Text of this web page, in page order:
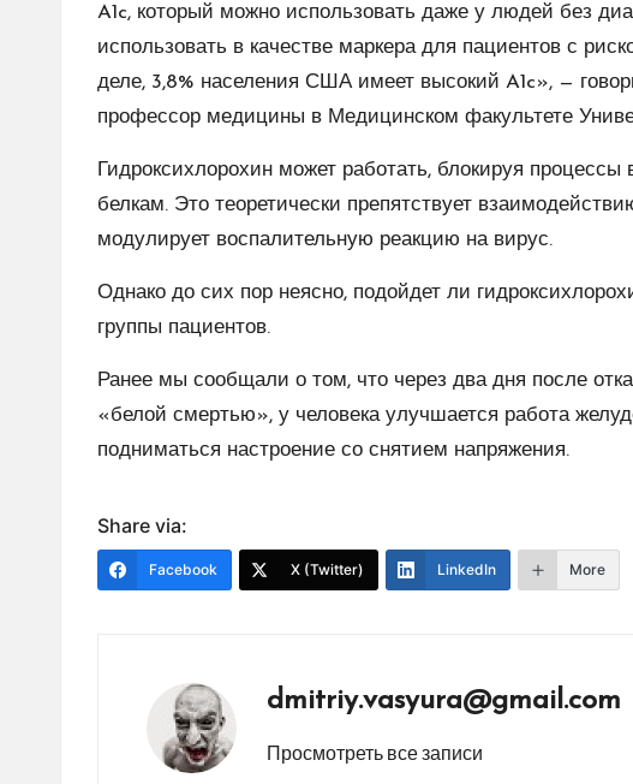
A1c, который можно использовать даже у людей без
использовать в качестве маркера для пациентов с
деле, 3,8% населения США имеет высокий A1c», —
профессор медицины в Медицинском факультете
Гидроксихлорохин может работать, блокируя процессы
белкам. Это теоретически препятствует
модулирует воспалительную реакцию на вирус.
Однако до сих пор неясно, подойдет ли
группы пациентов.
Ранее мы сообщали о том, что через два дня после
«белой смертью», у человека улучшается работа
подниматься настроение со снятием напряжения.
Share via:
Facebook X (Twitter) LinkedIn More
dmitriy.vasyura@gmail.com
Просмотреть все записи